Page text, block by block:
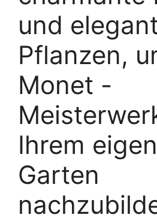
und
Pflanzen,
Monet -
Ihrem
Garten